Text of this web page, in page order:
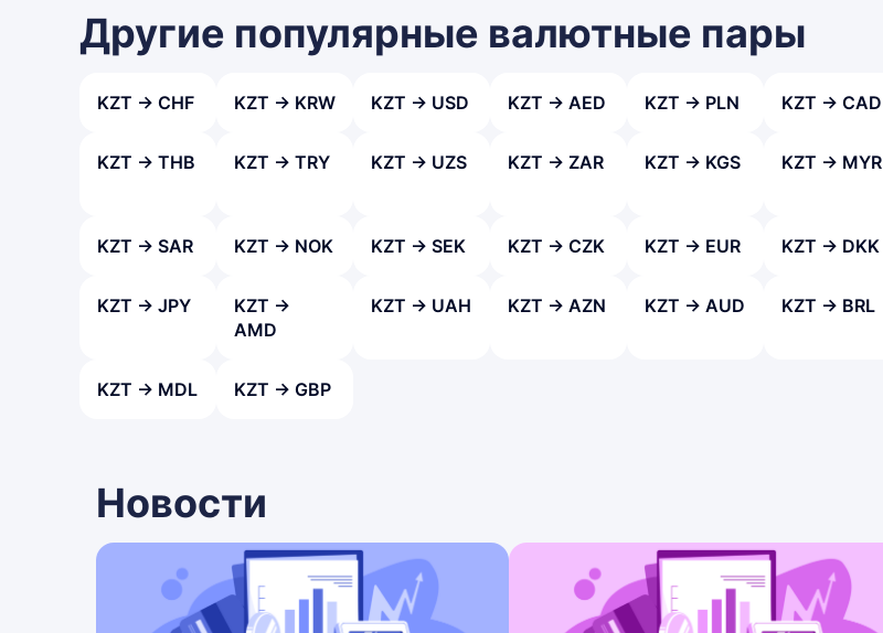
Другие популярные валютные пары
KZT → CHF KZT → KRW KZT → USD KZT → AED KZT → PLN KZT → CAD
KZT → THB KZT → TRY KZT → UZS KZT → ZAR KZT → KGS KZT → MYR
KZT → SAR KZT → NOK KZT → SEK KZT → CZK KZT → EUR KZT → DKK
KZT → JPY
KZT →
AMD
KZT → UAH KZT → AZN KZT → AUD KZT → BRL
KZT → MDL KZT → GBP
Новости